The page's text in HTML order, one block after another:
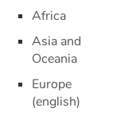
Africa
Asia and
Oceania
Europe
(english)